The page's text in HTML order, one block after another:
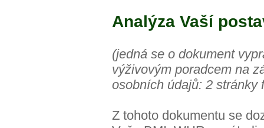
Analýza Vaší
(jedná se o dokument
výživovým poradcem na
osobních údajů: 2 stránky
Z tohoto dokumentu se